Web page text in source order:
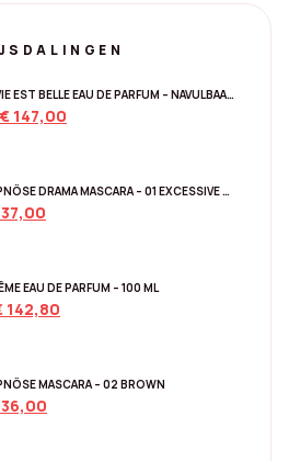
LANCÔME LA VIE EST BELLE EAU DE PARFUM – NAVULBAAR 150 ML
Original
€ 200,00.
€ 147,00
LANCÔME HYPNÔSE DRAMA MASCARA – 01 EXCESSIVE BLACK
44,00.
37,00
EAU DE PARFUM – 100 ML
€ 170,03.
142,80
MASCARA – 02 BROWN
36,00